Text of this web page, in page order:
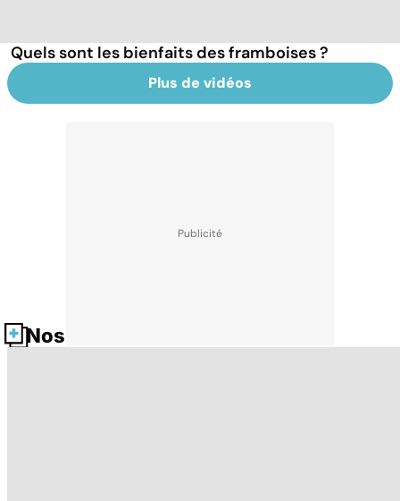
Quels sont les bienfaits des framboises ?
Plus de vidéos
Nos fiches santé